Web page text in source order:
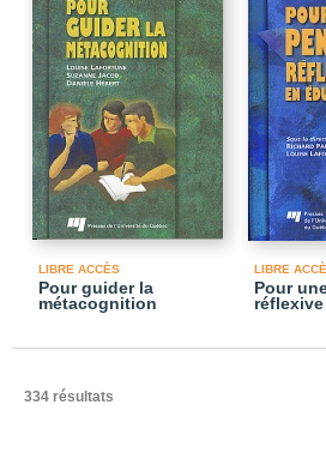
LIBRE ACCÈS
Pour guider la
métacognition
LIBRE
Pour
334 résultats